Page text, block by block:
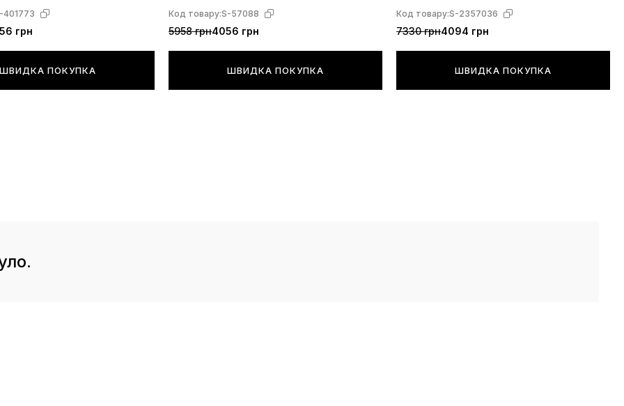
401773
грн
ШВИДКА ПОКУПКА
Код товару:S-57088
5958 грн4056 грн
ШВИДКА ПОКУПКА
Код товару:S-2357036
7330 грн4094 грн
ШВИДКА ПОКУПКА